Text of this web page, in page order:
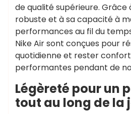
de qualité supérieure.
robuste et à sa capacité à
performances au fil du
Nike Air sont conçues pour
quotidienne et rester
performantes pendant de
Légèreté pour un
tout au long de la